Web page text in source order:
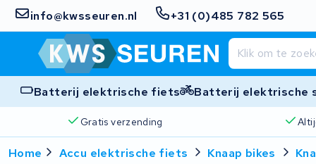
info@kwsseuren.nl +31 (0)485 782 565
Batterij elektrische fiets Batterij elektrische
Gratis verzending
Home Accu elektrische fiets Knaap bikes